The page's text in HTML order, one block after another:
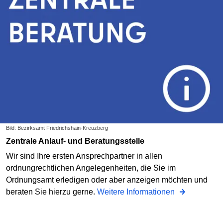
Bild: Bezirksamt Friedrichshain-Kreuzberg
Zentrale Anlauf- und Beratungsstelle
Wir sind Ihre ersten Ansprechpartner in allen
ordnungrechtlichen Angelegenheiten, die Sie im
Ordnungsamt erledigen oder aber anzeigen möchten und
beraten Sie hierzu gerne. Weitere Informationen